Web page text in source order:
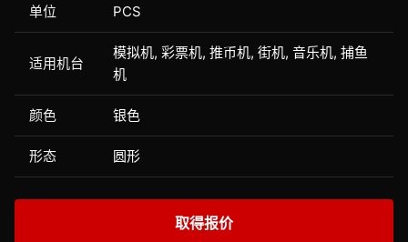
单位 PCS
适用机台
模拟机, 彩票机, 推币机, 街机, 音乐机, 捕鱼
机
颜色 银色
形态 圆形
取得报价